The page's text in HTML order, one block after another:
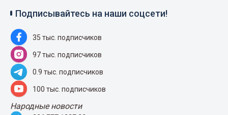
Подписывайтесь на наши соцсети!
35 тыс. подписчиков
97 тыс. подписчиков
0.9 тыс. подписчиков
100 тыс. подписчиков
Народные новости